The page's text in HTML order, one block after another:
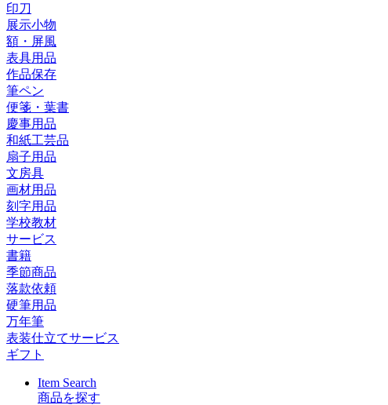
印刀
展示小物
額・屏風
表具用品
作品保存
筆ペン
便箋・葉書
慶事用品
和紙工芸品
扇子用品
文房具
画材用品
刻字用品
学校教材
サービス
書籍
季節商品
落款依頼
硬筆用品
万年筆
表装仕立てサービス
ギフト
Item Search
商品を探す